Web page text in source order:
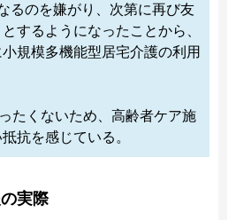
るのを嫌がり、次第に再び友
するようになったことから、
規模多機能型居宅介護の利用
たくないため、高齢者ケア施
抗を感じている。
実際